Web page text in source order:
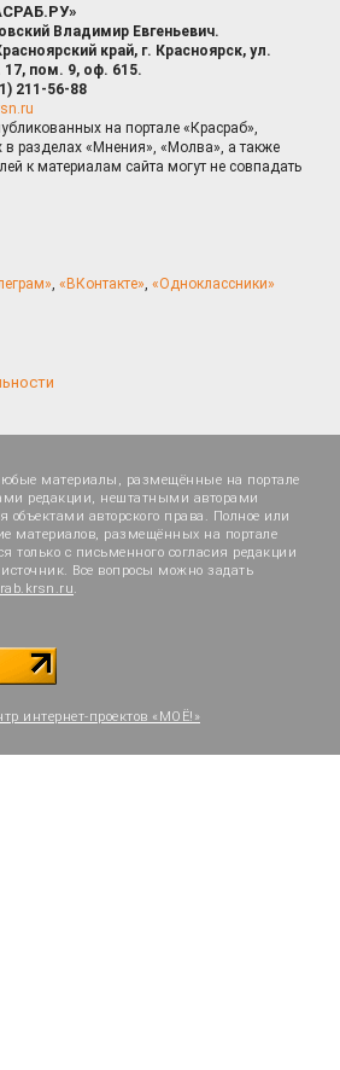
Владимир Евгеньевич.
край, г. Красноярск, ул.
пом. 9, оф. 615.
211-56-88
на портале «Красраб»,
разделах «Мнения», «Молва», а также
к материалам сайта могут не совпадать
, «ВКонтакте», «Одноклассники»
материалы, размещённые на портале
редакции, нештатными авторами
авторского права. Полное или
материалов, размещённых на портале
только с письменного согласия редакции
Все вопросы можно задать
интернет-проектов «МОЁ!»